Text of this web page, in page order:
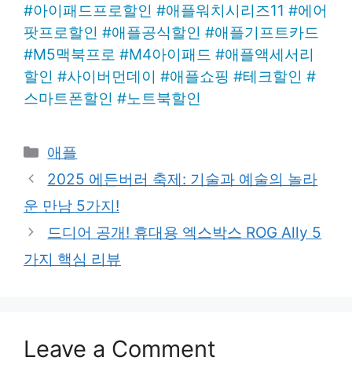
#아이패드프로할인 #애플워치시리즈11 #에어
팟프로할인 #애플공식할인 #애플기프트카드
#M5맥북프로 #M4아이패드 #애플액세서리
할인 #사이버먼데이 #애플쇼핑 #테크할인 #
스마트폰할인 #노트북할인
Categories
애플
2025 에든버러 축제: 기술과 예술의 놀라
운 만남 5가지!
드디어 공개! 휴대용 엑스박스 ROG Ally 5
가지 핵심 리뷰
Leave a Comment